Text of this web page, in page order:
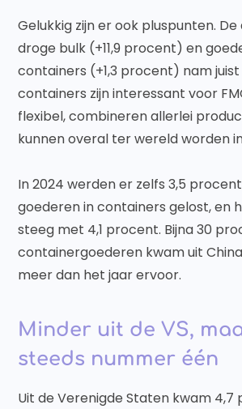
Gelukkig zijn er ook pluspunten.
droge bulk (+11,9 procent) en
containers (+1,3 procent) nam
containers zijn interessant voor
flexibel, combineren allerlei
kunnen overal ter wereld worden
In 2024 werden er zelfs 3,5
goederen in containers gelost, en
steeg met 4,1 procent. Bijna 30
containergoederen kwam uit
meer dan het jaar ervoor.
Minder uit de VS,
steeds nummer één
Uit de Verenigde Staten kwam